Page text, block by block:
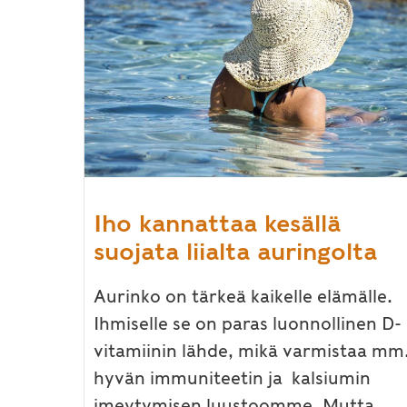
Iho kannattaa kesällä
suojata liialta auringolta
Aurinko on tärkeä kaikelle elämälle.
Ihmiselle se on paras luonnollinen D-
vitamiinin lähde, mikä varmistaa
hyvän immuniteetin ja kalsiumin